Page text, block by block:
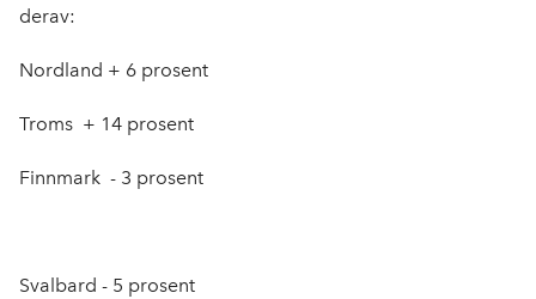
derav:
Nordland + 6 prosent
Troms + 14 prosent
Finnmark - 3 prosent
Svalbard - 5 prosent